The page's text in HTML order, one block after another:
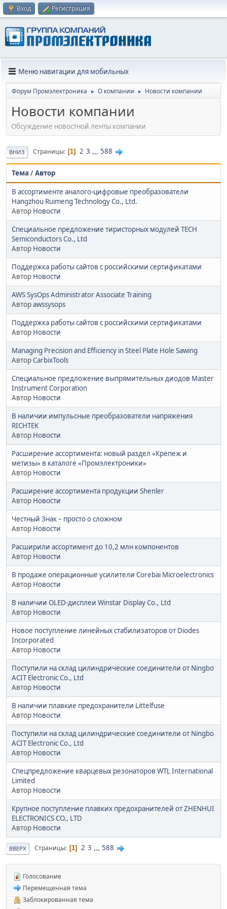
Вход Регистрация
Меню навигации для мобильных
Форум Промэлектроника ► О компании ► Новости компании
Новости компании
Обсуждение новостной ленты компании
ВНИЗ Страницы 1 2 3 ... 588
Тема /Автор
В ассортименте аналого-цифровые преобразователи
Hangzhou Ruimeng Technology Co., Ltd.
Автор Новости
Специальное предложение тиристорных модулей TECH
Semiconductors Co., Ltd
Автор Новости
Поддержка работы сайтов с российскими сертификатами
Автор Новости
AWS SysOps Administrator Associate Training
Авторawssysops
Поддержка работы сайтов с российскими сертификатами
Автор Новости
Managing Precision and Efficiency in Steel Plate Hole Sawing
АвторCarbixTools
Специальное предложение выпрямительных диодов Master
Instrument Corporation
Автор Новости
В наличии импульсные преобразователи напряжения
RICHTEK
Автор Новости
Расширение ассортимента: новый раздел «Крепеж и
метизы» в каталоге «Промэлектроники»
Автор Новости
Расширение ассортимента продукции Shenler
Автор Новости
Честный Знак – просто о сложном
Автор Новости
Расширили ассортимент до 10,2 млн компонентов
Автор Новости
В продаже операционные усилители Corebai Microelectronics
Автор Новости
В наличии OLED-дисплеи Winstar Display Co., Ltd
Автор Новости
Новое поступление линейных стабилизаторов от Diodes
Incorporated
Автор Новости
Поступили на склад цилиндрические соединители от Ningbo
ACIT Electronic Co., Ltd
Автор Новости
В наличии плавкие предохранители Littelfuse
Автор Новости
Поступили на склад цилиндрические соединители от Ningbo
ACIT Electronic Co., Ltd
Автор Новости
Спецпредложение кварцевых резонаторов WTL International
Limited
Автор Новости
Крупное поступление плавких предохранителей от ZHENHUI
ELECTRONICS CO., LTD
Автор Новости
ВВЕРХ Страницы 1 2 3 ... 588
Голосование
Перемещенная тема
Заблокированная тема